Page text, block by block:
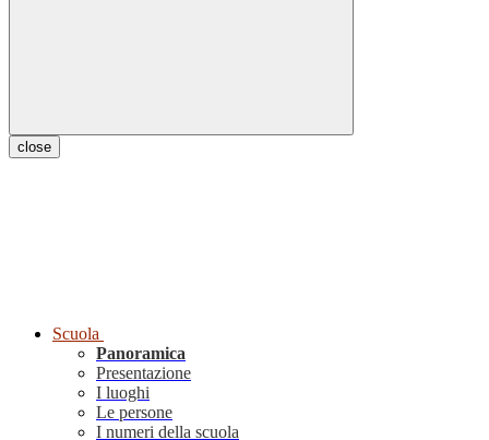
close
Scuola
Panoramica
Presentazione
I luoghi
Le persone
I numeri della scuola